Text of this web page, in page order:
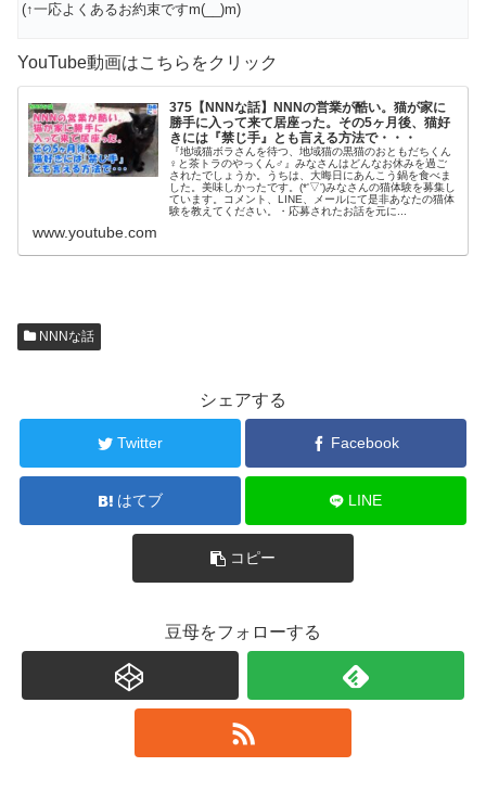
(↑一応よくあるお約束ですm(__)m)
YouTube動画はこちらをクリック
375【NNNな話】NNNの営業が酷い。猫が家に
勝手に入って来て居座った。その5ヶ月後、猫好
きには『禁じ手』とも言える方法で・・・
『地域猫ボラさんを待つ、地域猫の黒猫のおともだちくん
♀と茶トラのやっくん♂』みなさんはどんなお休みを過ご
されたでしょうか。うちは、大晦日にあんこう鍋を食べま
した。美味しかったです。(*'▽')みなさんの猫体験を募集し
ています。コメント、LINE、メールにて是非あなたの猫体
験を教えてください。・応募されたお話を元に...
www.youtube.com
NNNな話
シェアする
Twitter Facebook
はてブ LINE
コピー
豆母をフォローする